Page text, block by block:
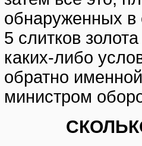
обнаруженных в
5 слитков
каких-либо
обратно
министром